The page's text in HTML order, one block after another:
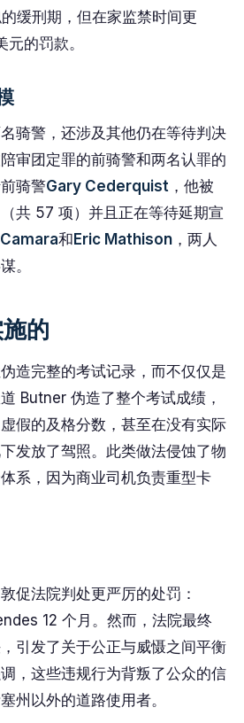
缓刑期，但在家监禁时间更
的罚款。
骑警，还涉及其他仍在等待判决
审团定罪的前骑警和两名认罪的
骑警Gary Cederquist ，他被
共 57 项）并且正在等待延期宣
和 Eric Mathison ，两人
。
的
造完整的考试记录，而不仅仅是
Butner 伪造了整个考试成绩，
假的及格分数，甚至在没有实际
发放了驾照。此类做法侵蚀了物
系，因为商业司机负责重型卡
促法院判处更严厉的处罚：
12 个月。然而，法院最终
引发了关于公正与威慑之间平衡
，这些违规行为背叛了公众的信
州以外的道路使用者。